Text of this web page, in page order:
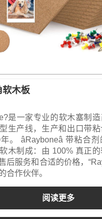
软木板
是一家专业的软木塞制
生产线，生产和出口带
。 âRayboneâ 带粘合
木制成：由 100% 真正
后服务和合适的价格，
合作伙伴。
阅读更多